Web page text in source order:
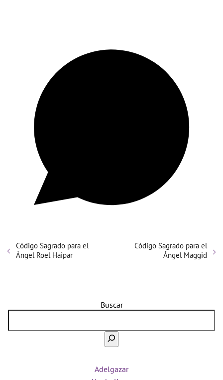
Código Sagrado para el
Ángel Roel Haipar
Código Sagrado para el
Ángel Maggid
Buscar
Adelgazar